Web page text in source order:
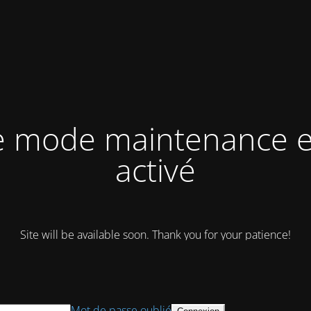
mode maintenance
activé
Site will be available soon. Thank you for your patience!